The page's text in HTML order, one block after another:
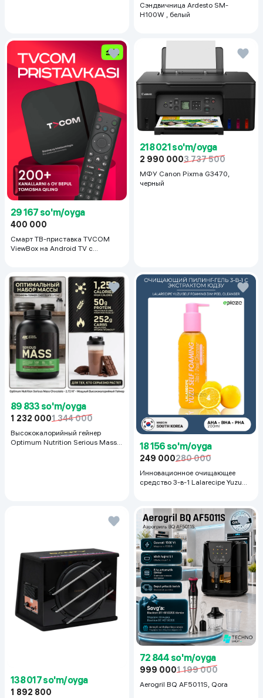
Сэндвичница Ardesto SM-
H100W , белый
29 167 so'm/oyga
400 000
Смарт ТВ-приставка TVCOM
ViewBox на Android TV с
218 021 so'm/oyga
2 990 0003 737 500
МФУ Canon Pixma G3470,
черный
89 833 so'm/oyga
1 232 0001 344 000
Высококалорийный гейнер
Optimum Nutrition Serious Mass,
18 156 so'm/oyga
249 000280 000
Инновационное очищающее
средство 3-в-1 Lalarecipe Yuzu
138 017 so'm/oyga
1 892 800
72 844 so'm/oyga
999 0001 199 000
Aerogril BQ AF5011S, Qora